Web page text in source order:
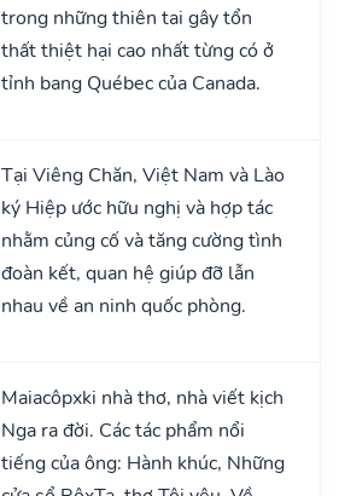
trong những thiên tai gây tổn
thất thiệt hại cao nhất từng có ở
tỉnh bang Québec của Canada.
Tại Viêng Chăn, Việt Nam và Lào
ký Hiệp ước hữu nghị và hợp tác
nhằm củng cố và tăng cường tình
đoàn kết, quan hệ giúp đỡ lẫn
nhau về an ninh quốc phòng.
Maiacôpxki nhà thơ, nhà viết kịch
Nga ra đời. Các tác phẩm nổi
tiếng của ông: Hành khúc, Những